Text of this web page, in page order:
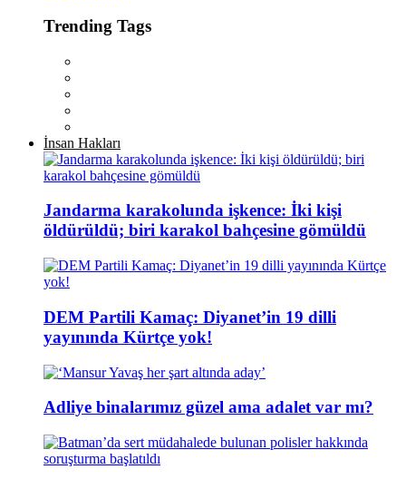
Trending Tags
İnsan Hakları
Jandarma karakolunda işkence: İki kişi
öldürüldü; biri karakol bahçesine gömüldü
DEM Partili Kamaç: Diyanet’in 19 dilli
yayınında Kürtçe yok!
Adliye binalarımız güzel ama adalet var mı?